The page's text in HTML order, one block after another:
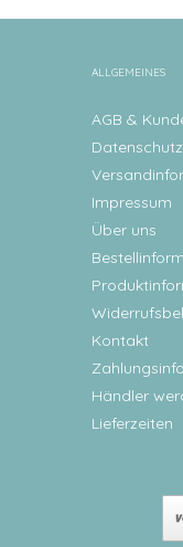
ALLGEMEINES
AGB &
Datenschutz
Impressum
Über uns
Kontakt
Händler
Lieferzeiten